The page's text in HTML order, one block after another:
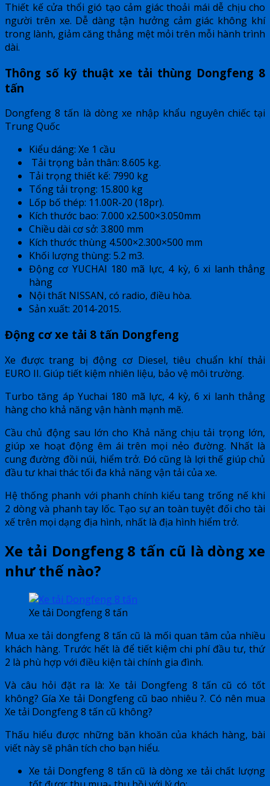
Thiết kế cửa thổi gió tạo cảm giác thoải mái dễ chịu cho
người trên xe. Dễ dàng tận hưởng cảm giác không khí
trong lành, giảm căng thẳng mệt mỏi trên mỗi hành trình
dài.
Thông số kỹ thuật xe tải thùng Dongfeng 8
tấn
Dongfeng 8 tấn là dòng xe nhập khẩu nguyên chiếc tại
Trung Quốc
Kiểu dáng: Xe 1 cầu
Tải trọng bản thân: 8.605 kg.
Tải trọng thiết kế: 7990 kg
Tổng tải trọng: 15.800 kg
Lốp bố thép: 11.00R-20 (18pr).
Kích thước bao: 7.000 x2.500×3.050mm
Chiều dài cơ sở: 3.800 mm
Kích thước thùng 4.500×2.300×500 mm
Khối lượng thùng: 5.2 m3.
Động cơ YUCHAI 180 mã lực, 4 kỳ, 6 xi lanh thẳng
hàng
Nội thất NISSAN, có radio, điều hòa.
Sản xuất: 2014-2015.
Động cơ xe tải 8 tấn Dongfeng
Xe được trang bị động cơ Diesel, tiêu chuẩn khí thải
EURO II. Giúp tiết kiệm nhiên liệu, bảo vệ môi trường.
Turbo tăng áp Yuchai 180 mã lực, 4 kỳ, 6 xi lanh thẳng
hàng cho khả năng vận hành mạnh mẽ.
Cầu chủ động sau lớn cho Khả năng chịu tải trọng lớn,
giúp xe hoạt động êm ái trên mọi nẻo đường. Nhất là
cung đường đồi núi, hiểm trở. Đó cũng là lợi thế giúp chủ
đầu tư khai thác tối đa khả năng vận tải của xe.
Hệ thống phanh với phanh chính kiểu tang trống nế khi
2 dòng và phanh tay lốc. Tạo sự an toàn tuyệt đối cho tài
xế trên mọi dạng địa hình, nhất là địa hình hiểm trở.
Xe tải Dongfeng 8 tấn cũ là dòng xe
như thế nào?
Xe tải Dongfeng 8 tấn
Mua xe tải dongfeng 8 tấn cũ là mối quan tâm của nhiều
khách hàng. Trước hết là để tiết kiệm chi phí đầu tư, thứ
2 là phù hợp với điều kiện tài chính gia đình.
Và câu hỏi đặt ra là: Xe tải Dongfeng 8 tấn cũ có tốt
không? Gía Xe tải Dongfeng cũ bao nhiêu ?. Có nên mua
Xe tải Dongfeng 8 tấn cũ không?
Thấu hiểu được những băn khoăn của khách hàng, bài
viết này sẽ phân tích cho bạn hiểu.
Xe tải Dongfeng 8 tấn cũ là dòng xe tải chất lượng